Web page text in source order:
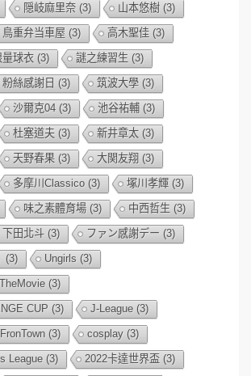
隠岐麻里奈 (3) 山本悠樹 (3)
鳥重弁当車屋 (3) 高木聖佳 (3)
量球衣 (3) 謎之練習生 (3)
粉絲感謝日 (3) 筑波大學 (3)
沙爾克04 (3) 池谷祐輔 (3)
杜塞道夫 (3) 新井章太 (3)
天野春果 (3) 大関友翔 (3)
多摩川Classico (3) 塚川孝輝 (3)
味之素體育場 (3) 中西哲生 (3)
下田北斗 (3) ファン感謝デー (3)
(3) Ungirls (3)
(3)
CUP (3) J-League (3)
FronTown (3) cosplay (3)
League (3) 2022卡達世界盃 (3)